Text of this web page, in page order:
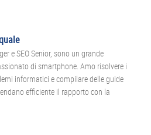
e SEO Senior, sono un grande
di smartphone. Amo risolvere i
informatici e compilare delle guide
efficiente il rapporto con la